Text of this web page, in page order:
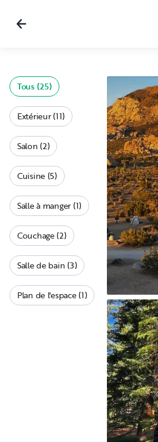
Tous (25)
Extérieur (11)
Salon (2)
Cuisine (5)
Salle à manger (1)
Couchage (2)
Salle de bain (3)
Plan de l'espace (1)